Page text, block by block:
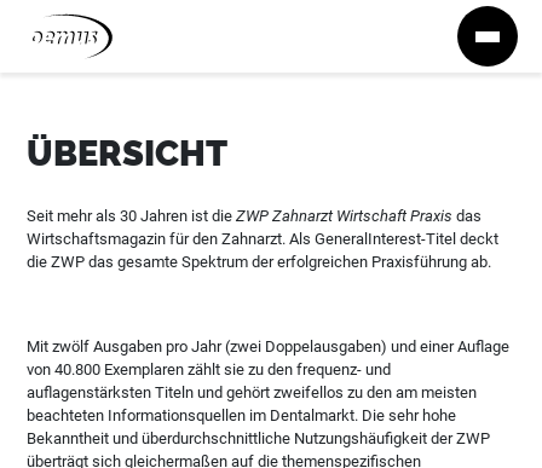
Zum Inhalt springen
ÜBERSICHT
Seit mehr als 30 Jahren ist dieZWP Zahnarzt Wirtschaft Praxis das
Wirtschaftsmagazin für den Zahnarzt. Als GeneralInterest-Titel deckt
die ZWP das gesamte Spektrum der erfolgreichen Praxisführung ab.
Mit zwölf Ausgaben pro Jahr (zwei Doppelausgaben) und einer Auflage
von 40.800 Exemplaren zählt sie zu den frequenz- und
auflagenstärksten Titeln und gehört zweifellos zu den am meisten
beachteten Informationsquellen im Dentalmarkt. Die sehr hohe
Bekanntheit und überdurchschnittliche Nutzungshäufigkeit der ZWP
überträgt sich gleichermaßen auf die themenspezifischen